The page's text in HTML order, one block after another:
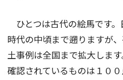
ひとつは古代の絵馬です
時代の中頃まで遡りますが
土事例は全国まで拡大しま
確認されているものは１０